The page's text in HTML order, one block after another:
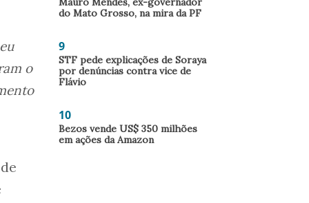
o
do Mato Grosso, na mira da PF
9
STF pede explicações de Soraya
por denúncias contra vice de
Flávio
10
Bezos vende US$ 350 milhões
em ações da Amazon